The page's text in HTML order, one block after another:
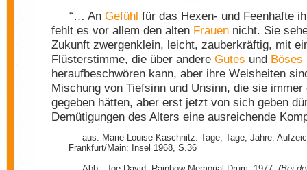
“… An Gefühl für das Hexen- und Feenhafte
fehlt es vor allem den alten Frauen nicht. Sie
Zukunft zwergenklein, leicht, zauberkräftig, mit
Flüsterstimme, die über andere Gutes und Böses
heraufbeschwören kann, aber ihre Weisheiten
Mischung von Tiefsinn und Unsinn, die sie
gegeben hätten, aber erst jetzt von sich geben
Demütigungen des Alters eine ausreichende
aus: Marie-Louise Kaschnitz: Tage, Tage, Jahre.
Frankfurt/Main: Insel 1968, S.36